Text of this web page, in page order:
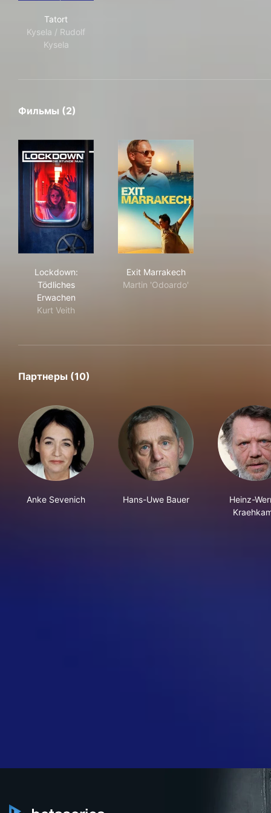
Tatort
Kysela / Rudolf
Kysela
Фильмы (2)
Lockdown:
Tödliches
Erwachen
Kurt Veith
Exit Marrakech
Martin 'Odoardo'
Партнеры (10)
Anke Sevenich Hans-Uwe Bauer
Heinz-